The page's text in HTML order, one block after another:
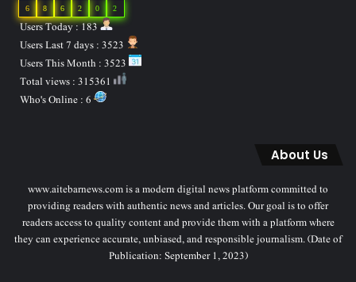
2
0
2
6
8
6
Users Today : 183
About Us
www.aitebarnews.com is a modern digital news platform committed to
providing readers with authentic news and articles. Our goal is to offer
readers access to quality content and provide them with a platform where
they can experience accurate, unbiased, and responsible journalism. (Date of
Publication: September 1, 2023)